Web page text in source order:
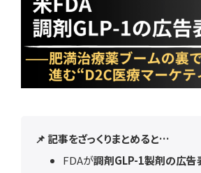
📌 記事をざっくりまとめると…
FDAが調剤GLP-1製剤の広告